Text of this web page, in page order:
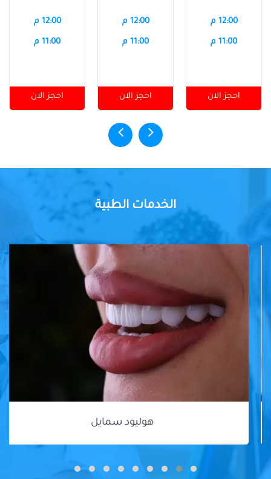
12:00 م
11:00 م
احجز الان
12:00 م
11:00 م
احجز الان
12:00 م
11:00 م
احجز الان
الخدمات الطبية
هوليود سمايل